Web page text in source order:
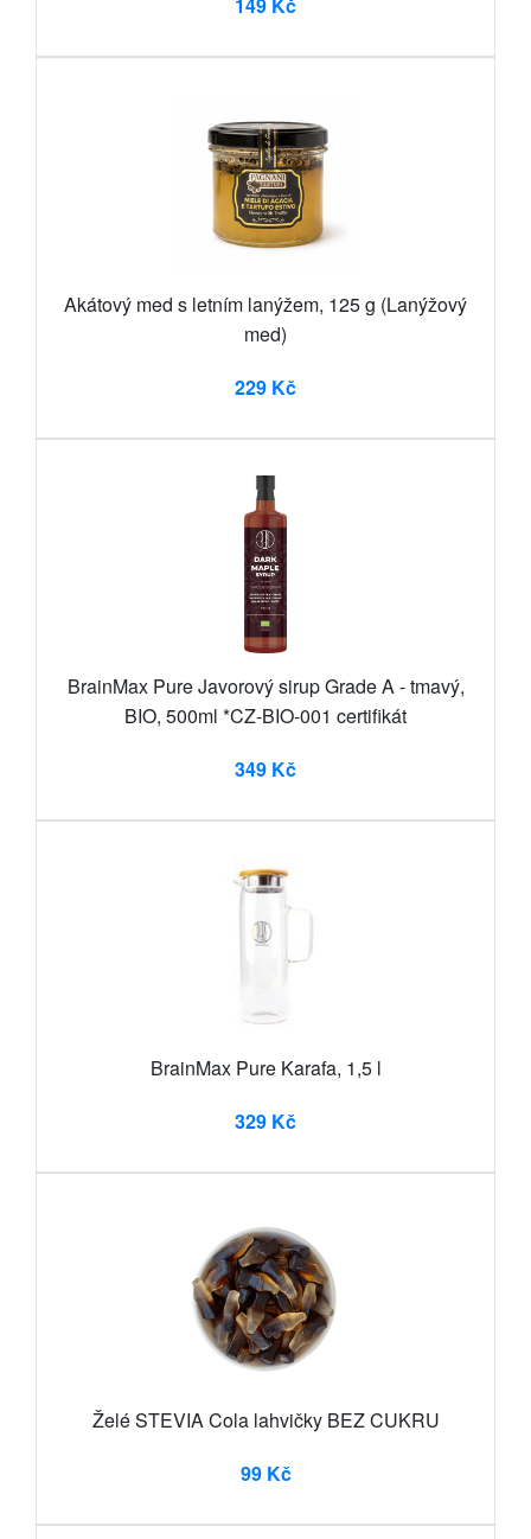
149 Kč
Akátový med s letním lanýžem, 125 g (Lanýžový
med)
229 Kč
BrainMax Pure Javorový sirup Grade A - tmavý,
BIO, 500ml *CZ-BIO-001 certifikát
349 Kč
BrainMax Pure Karafa, 1,5 l
329 Kč
Želé STEVIA Cola lahvičky BEZ CUKRU
99 Kč